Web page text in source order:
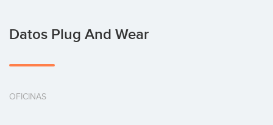
Datos Plug And Wear
OFICINAS